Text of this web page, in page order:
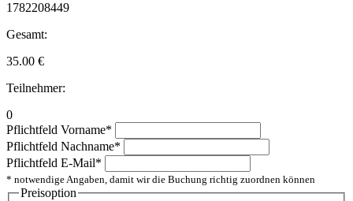
1782208449
Gesamt:
35.00 €
Teilnehmer:
0
Pflichtfeld Vorname*
Pflichtfeld Nachname*
Pflichtfeld E-Mail*
* notwendige Angaben, damit wir die Buchung richtig zuordnen können
Preisoption